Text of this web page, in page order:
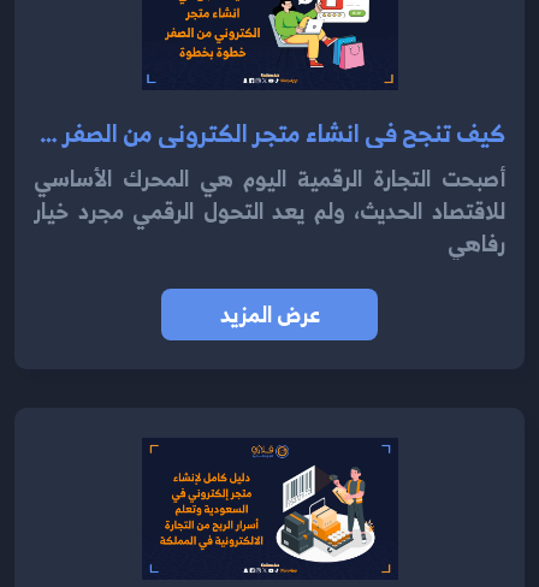
كيف تنجح في انشاء متجر الكتروني من الصفر خطوة بخطوة
أصبحت التجارة الرقمية اليوم هي المحرك الأساسي
للاقتصاد الحديث، ولم يعد التحول الرقمي مجرد خيار
رفاهي
عرض المزيد